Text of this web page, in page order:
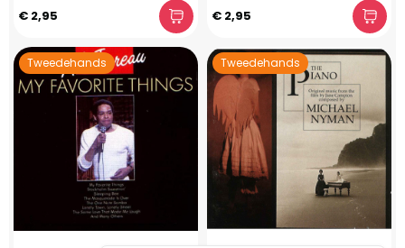
€ 2,95 € 2,95
Tweedehands Tweedehands